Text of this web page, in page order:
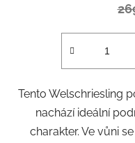
Tento Welschriesling
nachází ideální
charakter. Ve vůni